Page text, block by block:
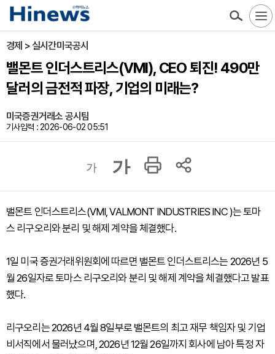
경제 > 실시간미국공시
밸몬트 인더스트리스(VMI), CEO 퇴진! 490만
달러의 금전적 파장, 기업의 미래는?
미국증권거래소 공시팀
기사입력 : 2026-06-02 05:51
가 가
밸몬트 인더스트리스(VMI, VALMONT INDUSTRIES INC )는 토마
스 리구오리와 분리 및 해제 계약을 체결했다.
1일 미국 증권거래위원회에 따르면 밸몬트 인더스트리스는 2026년 5
월 26일자로 토마스 리구오리와 분리 및 해제 계약을 체결했다고 발표
했다.
리구오리는 2026년 4월 8일부로 밸몬트의 최고 재무 책임자 및 기업
비서직에서 물러났으며, 2026년 12월 26일까지 회사에 남아 특정 자